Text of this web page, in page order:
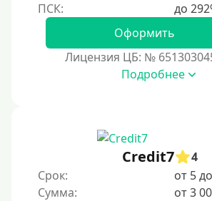
Способы получения
Без активации сервиса
Не выходя из дома
Без посещения офиса
В офисе
Оформить
Лицензия ЦБ: №
Подробнее
Credit7
4
Срок:
от 5
Сумма:
от 3